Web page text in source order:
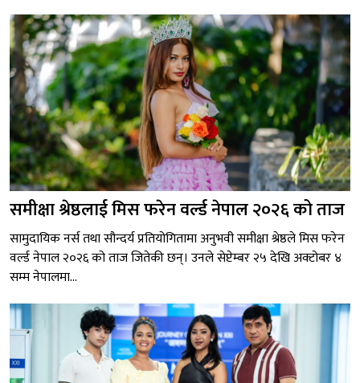
समीक्षा श्रेष्ठलाई मिस फरेन वर्ल्ड नेपाल २०२६ को ताज
सामुदायिक नर्स तथा सौन्दर्य प्रतियोगितामा अनुभवी समीक्षा श्रेष्ठले मिस फरेन
वर्ल्ड नेपाल २०२६ को ताज जितेकी छन्। उनले सेप्टेम्बर २५ देखि अक्टोबर ४
सम्म नेपालमा...